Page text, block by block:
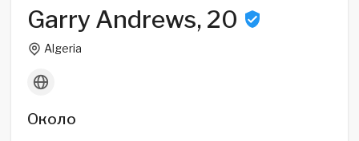
Garry Andrews, 20
Algeria
Около